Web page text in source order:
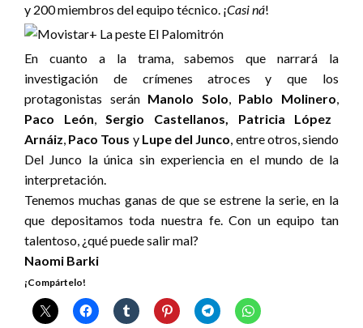
y 200 miembros del equipo técnico. ¡Casi ná!
En cuanto a la trama, sabemos que narrará la
investigación de crímenes atroces y que los
protagonistas serán Manolo Solo,Pablo Molinero,
Paco León,Sergio Castellanos, Patricia López
Arnáiz, Paco Tous yLupe del Junco, entre otros, siendo
Del Junco la única sin experiencia en el mundo de la
interpretación.
Tenemos muchas ganas de que se estrene la serie, en la
que depositamos toda nuestra fe. Con un equipo tan
talentoso, ¿qué puede salir mal?
Naomi Barki
¡Compártelo!